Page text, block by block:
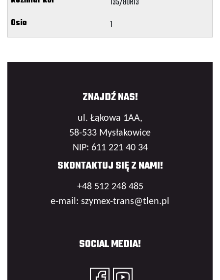
1
ZNAJDŹ NAS!
ul. Łąkowa 1AA,
58-533 Mysłakowice
NIP: 611 221 40 34
SKONTAKTUJ SIĘ Z NAMI!
+48 512 248 485
e-mail: szymex-trans@tlen.pl
SOCIAL MEDIA!